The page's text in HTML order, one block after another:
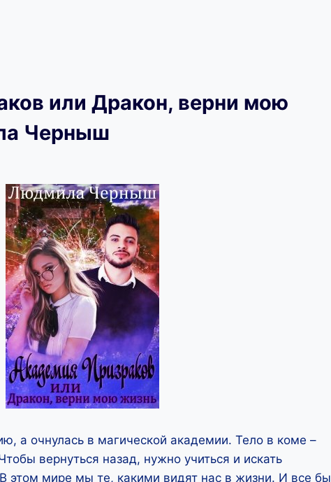
или Дракон, верни мою
Черныш
а очнулась в магической академии. Тело в коме –
вернуться назад, нужно учиться и искать
этом мире мы те, какими видят нас в жизни. И все бы